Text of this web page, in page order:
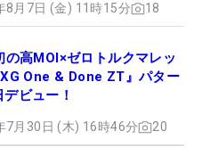
8月7日 (金) 11時15分 18
の高MOI×ゼロトルクマレッ
One & Done ZT』パター
ビュー！
7月30日 (木) 16時46分 20